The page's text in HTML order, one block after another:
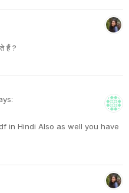
हैं ?
in Hindi Also as well you have